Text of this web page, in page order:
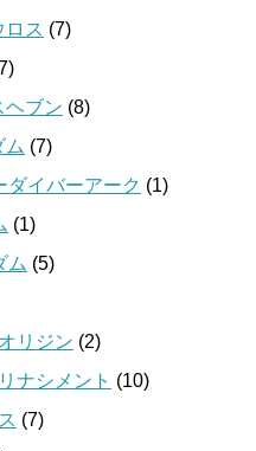
ロス (7)
ヘブン (8)
ム (7)
ダイバーアーク (1)
(1)
ム (5)
リジン (2)
ナシメント (10)
(7)